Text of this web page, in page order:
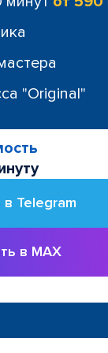
"Original"
в Telegram
в MAX